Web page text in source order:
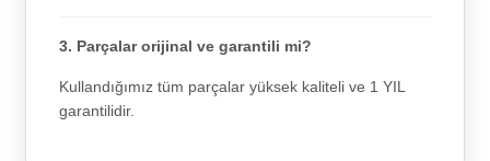
3. Parçalar orijinal ve garantili mi?
Kullandığımız tüm parçalar yüksek kaliteli ve 1 YIL
garantilidir.